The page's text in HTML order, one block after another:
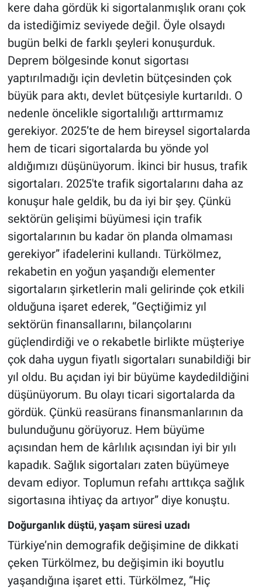
kere daha gördük ki sigortalanmışlık oranı çok
da istediğimiz seviye­de değil. Öyle olsaydı
bugün bel­ki de farklı şeyleri konuşurduk.
Deprem bölgesinde konut sigor­tası
yaptırılmadığı için devletin bütçesinden çok
büyük para ak­tı, devlet bütçesiyle kurtarıldı. O
nedenle öncelikle sigortalılığı arttırmamız
gerekiyor. 2025’te de hem bireysel sigortalarda
hem de ticari sigortalarda bu yönde yol
aldığımızı düşünüyo­rum. İkinci bir husus, trafik
si­gortaları. 2025'te trafik sigor­talarını daha az
konuşur hale geldik, bu da iyi bir şey. Çünkü
sektörün gelişimi büyümesi için trafik
sigortalarının bu kadar ön planda olmaması
gerekiyor” ifa­delerini kullandı. Türkölmez,
rekabetin en yoğun yaşandığı elementer
sigortaların şirketle­rin mali gelirinde çok etkili
ol­duğuna işaret ederek, “Geçtiği­miz yıl
sektörün finansallarını, bilançolarını
güçlendirdiği ve o rekabetle birlikte müşteriye
çok daha uygun fiyatlı sigortaları sunabildiği bir
yıl oldu. Bu açıdan iyi bir büyüme kayde­dildiğini
düşünüyorum. Bu ola­yı ticari sigortalarda da
gördük. Çünkü reasürans finansman­larının da
bulunduğunu görü­yoruz. Hem büyüme
açısından hem de kârlılık açısından iyi bir yılı
kapadık. Sağlık sigortaları zaten büyümeye
devam ediyor. Toplumun refahı arttıkça sağlık
sigortasına ihtiyaç da artıyor” diye konuştu.
Doğurganlık düştü, yaşam süresi uzadı
Türkiye’nin demografik de­ğişimine de dikkati
çeken Tür­kölmez, bu değişimin iki bo­yutlu
yaşandığına işaret etti. Türkölmez, “Hiç